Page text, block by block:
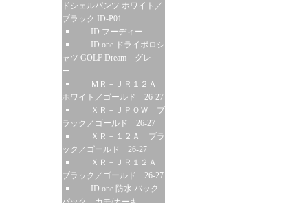
ドシェルパンツ ホワイト／
ブラック ID-P01
ID フーディー
ID one ドライポロシ
ャツ GOLF Dream グレ
ー
ＭＲ－ＪＲ１２Ａ
ホワイト／ゴールド 26-27
ＸＲ－ＪＰＯＷ ブ
ラック／ゴールド 26-27
ＸＲ－１２Ａ ブラ
ック／ゴールド 26-27
ＸＲ－ＪＲ１２Ａ
ブラック／ゴールド 26-27
ID one 防水 バック